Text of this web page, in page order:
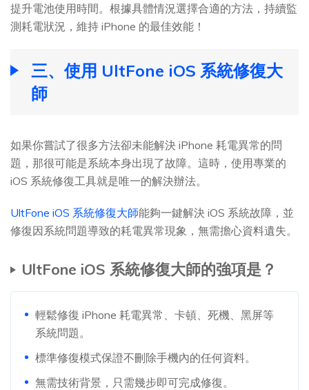
提升電池使用時間。根據具體情況選擇合適的方法，持續監
測耗電狀況，維持 iPhone 的最佳效能！
三、使用 UltFone iOS 系統修復大
師
如果你嘗試了很多方法卻未能解決 iPhone 耗電異常的問
題，那很可能是系統本身出現了故障。這時，使用專業的
iOS 系統修復工具就是唯一的解決辦法。
UltFone iOS 系統修復大師能夠一鍵解決 iOS 系統故障，並
修復因系統問題導致的耗電異常現象，無需擔心資料遺失。
UltFone iOS 系統修復大師的強項是？
輕鬆修復 iPhone 耗電異常、卡頓、死機、黑屏等
系統問題。
標準修復模式保證不刪除手機內的任何資料。
無需技術背景，只需幾步即可完成修復。